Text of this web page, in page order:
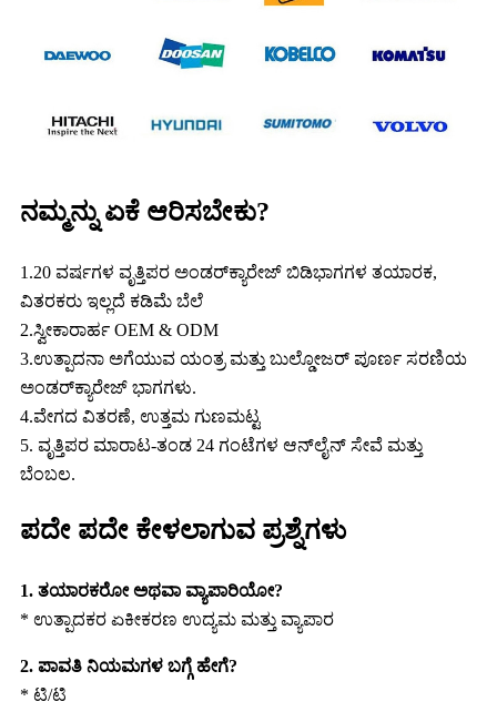
ನಮ್ಮನ್ನು ಏಕೆ ಆರಿಸಬೇಕು?
1.20 ವರ್ಷಗಳ ವೃತ್ತಿಪರ ಅಂಡರ್‌ಕ್ಯಾರೇಜ್ ಬಿಡಿಭಾಗಗಳ ತಯಾರಕ,
ವಿತರಕರು ಇಲ್ಲದೆ ಕಡಿಮೆ ಬೆಲೆ
2.ಸ್ವೀಕಾರಾರ್ಹ OEM & ODM
3.ಉತ್ಪಾದನಾ ಅಗೆಯುವ ಯಂತ್ರ ಮತ್ತು ಬುಲ್ಡೋಜರ್ ಪೂರ್ಣ ಸರಣಿಯ
ಅಂಡರ್‌ಕ್ಯಾರೇಜ್ ಭಾಗಗಳು.
4.ವೇಗದ ವಿತರಣೆ, ಉತ್ತಮ ಗುಣಮಟ್ಟ
5. ವೃತ್ತಿಪರ ಮಾರಾಟ-ತಂಡ 24 ಗಂಟೆಗಳ ಆನ್‌ಲೈನ್ ಸೇವೆ ಮತ್ತು
ಬೆಂಬಲ.
ಪದೇ ಪದೇ ಕೇಳಲಾಗುವ ಪ್ರಶ್ನೆಗಳು
1. ತಯಾರಕರೋ ಅಥವಾ ವ್ಯಾಪಾರಿಯೋ?
* ಉತ್ಪಾದಕರ ಏಕೀಕರಣ ಉದ್ಯಮ ಮತ್ತು ವ್ಯಾಪಾರ
2. ಪಾವತಿ ನಿಯಮಗಳ ಬಗ್ಗೆ ಹೇಗೆ?
* ಟಿ/ಟಿ